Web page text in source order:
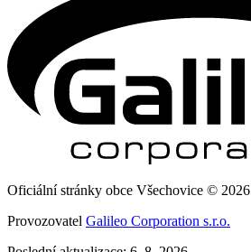
Oficiální stránky obce Všechovice © 2026
Provozovatel Galileo Corporation s.r.o.